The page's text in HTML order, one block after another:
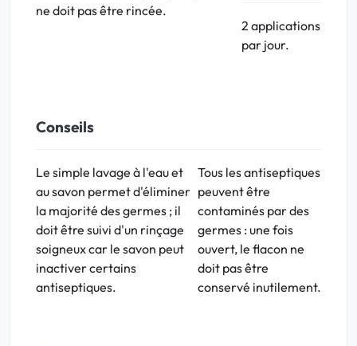
ne doit pas être rincée.
2 applications
par jour.
Conseils
Le simple lavage à l'eau et
au savon permet d'éliminer
la majorité des germes ; il
doit être suivi d'un rinçage
soigneux car le savon peut
inactiver certains
antiseptiques.
Tous les antiseptiques
peuvent être
contaminés par des
germes : une fois
ouvert, le flacon ne
doit pas être
conservé inutilement.